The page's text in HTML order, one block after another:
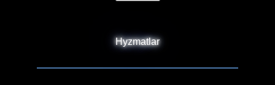
Hyzmatlar